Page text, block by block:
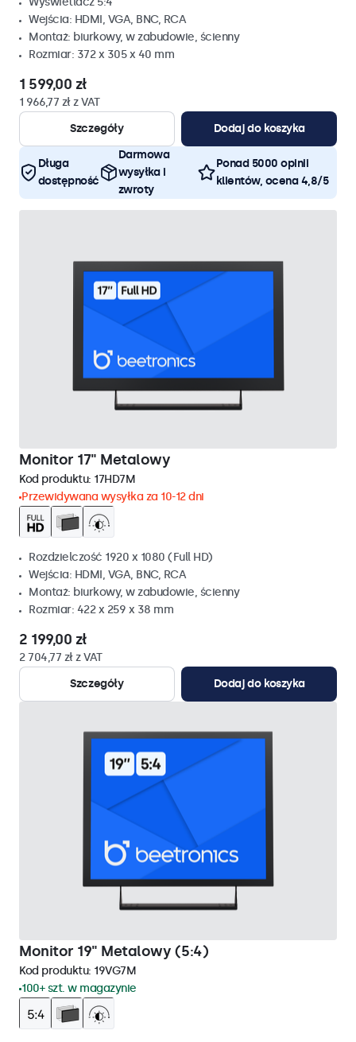
Wejścia: HDMI, VGA, BNC, RCA
Montaż: biurkowy, w zabudowie, ścienny
Rozmiar: 372 x 305 x 40 mm
1 599,00 zł
1 966,77 zł z VAT
Szczegóły
Dodaj do koszyka
Długa
dostępność
Darmowa
wysyłka i
zwroty
Ponad 5000 opinii
klientów, ocena 4,8/5
Monitor 17" Metalowy
Kod produktu: 17HD7M
Przewidywana wysyłka za 10-12 dni
Rozdzielczość 1920 x 1080 (Full HD)
Wejścia: HDMI, VGA, BNC, RCA
Montaż: biurkowy, w zabudowie, ścienny
Rozmiar: 422 x 259 x 38 mm
2 199,00 zł
2 704,77 zł z VAT
Szczegóły
Dodaj do koszyka
Monitor 19" Metalowy (5:4)
Kod produktu: 19VG7M
100+ szt. w magazynie